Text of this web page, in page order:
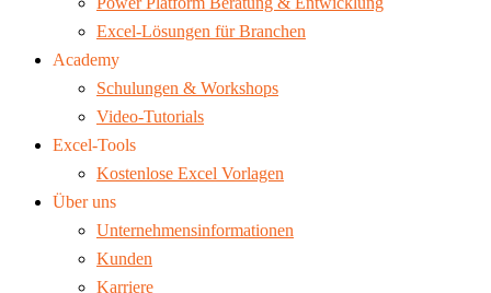
Excel-Lösungen für Branchen
Academy
Schulungen & Workshops
Video-Tutorials
Excel-Tools
Kostenlose Excel Vorlagen
Über uns
Unternehmensinformationen
Kunden
Karriere